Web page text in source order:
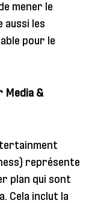
mener le
aussi les
pour le
Media &
représente
plan qui sont
Cela inclut la